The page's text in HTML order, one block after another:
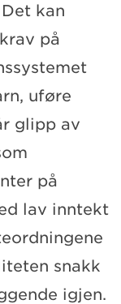
kan
på
uføre
glipp av
på
lav inntekt
snakk
igjen.